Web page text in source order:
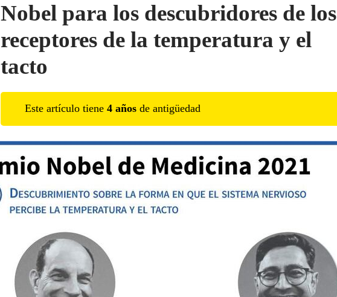
Nobel para los descubridores de los
receptores de la temperatura y el
tacto
Este artículo tiene 4 años de antigüedad